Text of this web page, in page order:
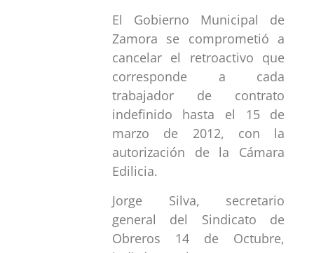
El Gobierno Municipal de
Zamora se comprometió a
cancelar el retroactivo que
corresponde a cada
trabajador de contrato
indefinido hasta el 15 de
marzo de 2012, con la
autorización de la Cámara
Edilicia.
Jorge Silva, secretario
general del Sindicato de
Obreros 14 de Octubre,